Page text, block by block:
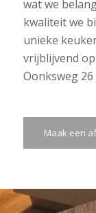
wat we
kwaliteit we
unieke
vrijblijvend
Oonksweg
Maak een